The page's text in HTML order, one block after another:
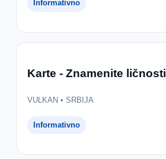
Informativno
Karte - Znamenite ličnosti
VULKAN • SRBIJA
Informativno